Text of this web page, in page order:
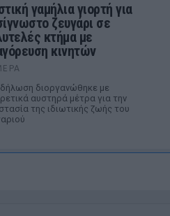
γαμήλια γιορτή για
ζευγάρι σε
κτήμα με
κινητών
διοργανώθηκε με
αυστηρά μέτρα για την
της ιδιωτικής ζωής του